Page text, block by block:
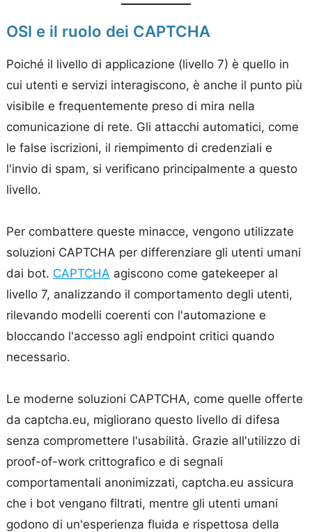
OSI e il ruolo dei CAPTCHA
Poiché il livello di applicazione (livello 7) è quello in
cui utenti e servizi interagiscono, è anche il punto più
visibile e frequentemente preso di mira nella
comunicazione di rete. Gli attacchi automatici, come
le false iscrizioni, il riempimento di credenziali e
l'invio di spam, si verificano principalmente a questo
livello.
Per combattere queste minacce, vengono utilizzate
soluzioni CAPTCHA per differenziare gli utenti umani
dai bot. CAPTCHA agiscono come gatekeeper al
livello 7, analizzando il comportamento degli utenti,
rilevando modelli coerenti con l'automazione e
bloccando l'accesso agli endpoint critici quando
necessario.
Le moderne soluzioni CAPTCHA, come quelle offerte
da captcha.eu, migliorano questo livello di difesa
senza compromettere l'usabilità. Grazie all'utilizzo di
proof-of-work crittografico e di segnali
comportamentali anonimizzati, captcha.eu assicura
che i bot vengano filtrati, mentre gli utenti umani
godono di un'esperienza fluida e rispettosa della